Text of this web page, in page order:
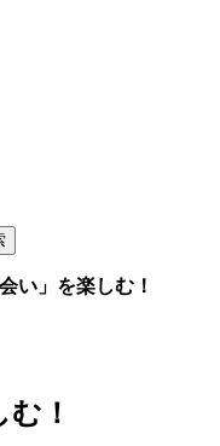
い」を楽しむ！
！